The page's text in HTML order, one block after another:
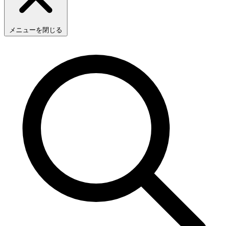
メニューを閉じる